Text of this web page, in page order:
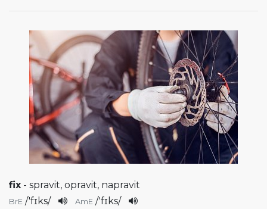
fix - spravit, opravit, napravit
BrE /'fɪks/ AmE /'fɪks/